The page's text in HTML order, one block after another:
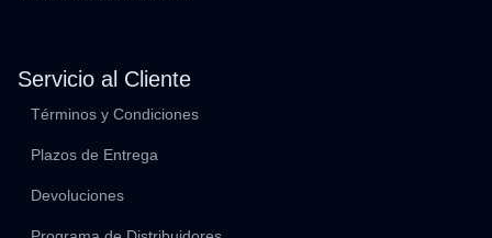
Servicio al Cliente
Términos y Condiciones
Plazos de Entrega
Devoluciones